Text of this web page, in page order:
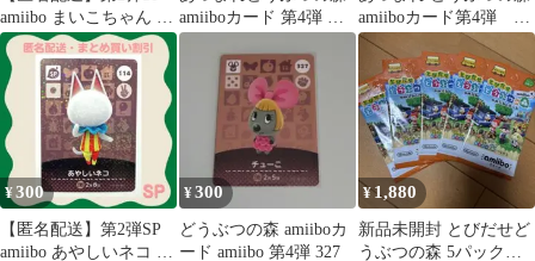
amiibo まいこちゃん あ
つまれどうぶつの森
amiiboカード 第4弾 ま
とめ売り 36枚セット
amiiboカード第4弾 12
枚セット
¥300
【匿名配送】第2弾SP
amiibo あやしいネコ あ
¥300
どうぶつの森 amiiboカ
ード amiibo 第4弾 327
¥1,880
新品未開封 とびだせど
うぶつの森 5パック